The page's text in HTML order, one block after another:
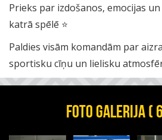
Prieks par izdošanos, emocijas
katrā spēlē ⭐
Paldies visām komandām par
sportisku cīņu un lielisku
FOTO GALERIJA (